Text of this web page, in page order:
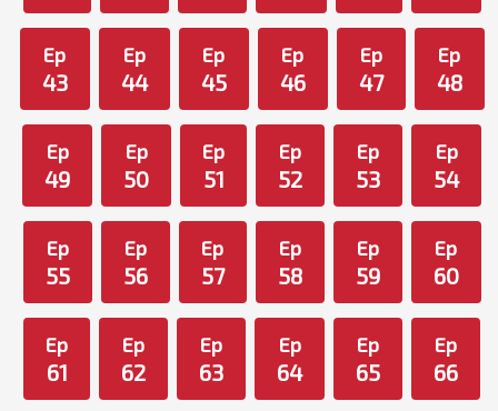
Ep
43
Ep
44
Ep
45
Ep
46
Ep
47
Ep
48
Ep
49
Ep
50
Ep
51
Ep
52
Ep
53
Ep
54
Ep
55
Ep
56
Ep
57
Ep
58
Ep
59
Ep
60
Ep
61
Ep
62
Ep
63
Ep
64
Ep
65
Ep
66